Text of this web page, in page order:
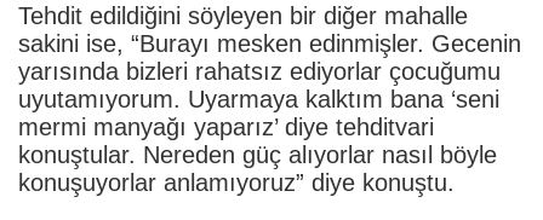
Tehdit edildiğini söyleyen bir diğer mahalle
sakini ise, “Burayı mesken edinmişler. Gecenin
yarısında bizleri rahatsız ediyorlar çocuğumu
uyutamıyorum. Uyarmaya kalktım bana ‘seni
mermi manyağı yaparız’ diye tehditvari
konuştular. Nereden güç alıyorlar nasıl böyle
konuşuyorlar anlamıyoruz” diye konuştu.